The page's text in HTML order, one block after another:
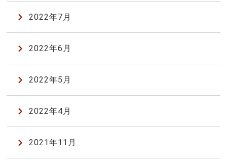
2022年7月
2022年6月
2022年5月
2022年4月
2021年11月